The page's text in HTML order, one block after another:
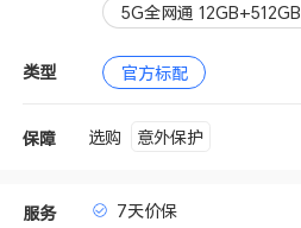
5G全网通 12GB+512GB
类型 官方标配
保障 选购 意外保护
服务
7天价保